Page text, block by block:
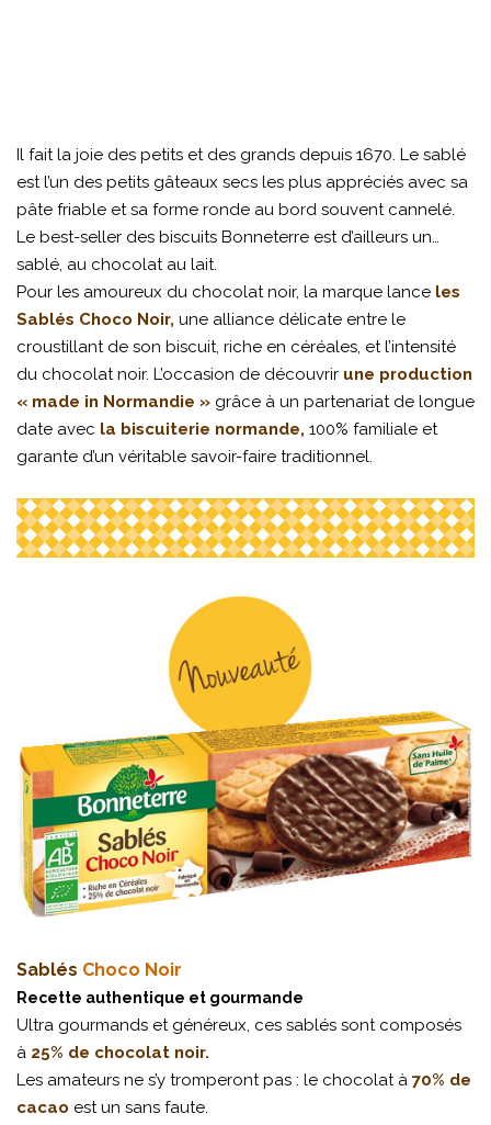
Il fait la joie des petits et des grands depuis 1670. Le sablé
est l’un des petits gâteaux secs les plus appréciés avec sa
pâte friable et sa forme ronde au bord souvent cannelé.
Le best-seller des biscuits Bonneterre est d’ailleurs un…
sablé, au chocolat au lait.
Pour les amoureux du chocolat noir, la marque lance les
Sablés Choco Noir, une alliance délicate entre le
croustillant de son biscuit, riche en céréales, et l’intensité
du chocolat noir. L’occasion de découvrir une production
« made in Normandie » grâce à un partenariat de longue
date avec la biscuiterie normande, 100% familiale et
garante d’un véritable savoir-faire traditionnel.
Sablés Choco Noir
Recette authentique et gourmande
Ultra gourmands et généreux, ces sablés sont composés
à 25% de chocolat noir.
Les amateurs ne s’y tromperont pas : le chocolat à 70% de
cacao est un sans faute.